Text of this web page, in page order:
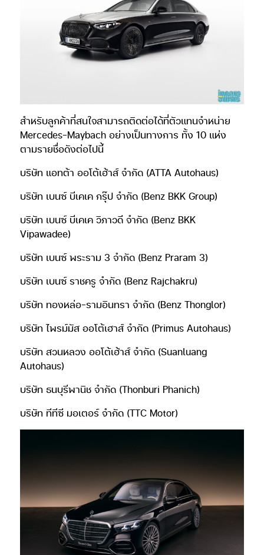
สำหรับลูกค้าที่สนใจสามารถติดต่อได้ที่ตัวแทนจำหน่าย
Mercedes-Maybach อย่างเป็นทางการ ทั้ง 10 แห่ง
ตามรายชื่อดังต่อไปนี้
บริษัท แอทต้า ออโต้เฮ้าส์ จำกัด (ATTA Autohaus)
บริษัท เบนซ์ บีเคเค กรุ๊ป จำกัด (Benz BKK Group)
บริษัท เบนซ์ บีเคเค วิภาวดี จำกัด (Benz BKK
Vipawadee)
บริษัท เบนซ์ พระราม 3 จำกัด (Benz Praram 3)
บริษัท เบนซ์ ราชครู จำกัด (Benz Rajchakru)
บริษัท ทองหล่อ-รามอินทรา จำกัด (Benz Thonglor)
บริษัท ไพรม์มัส ออโต้เฮาส์ จำกัด (Primus Autohaus)
บริษัท สวนหลวง ออโต้เฮ้าส์ จำกัด (Suanluang
Autohaus)
บริษัท ธนบุรีพานิช จำกัด (Thonburi Phanich)
บริษัท ทีทีซี มอเตอร์ จำกัด (TTC Motor)